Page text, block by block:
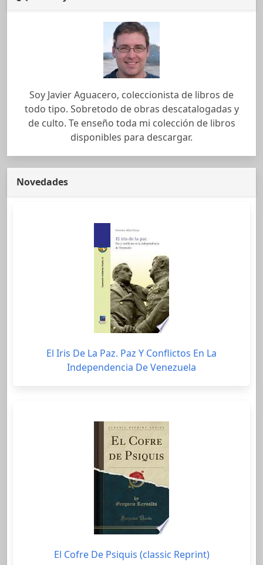
Soy Javier Aguacero, coleccionista de libros de
todo tipo. Sobretodo de obras descatalogadas y
de culto. Te enseño toda mi colección de libros
disponibles para descargar.
Novedades
El Iris De La Paz. Paz Y Conflictos En La
Independencia De Venezuela
El Cofre De Psiquis (classic Reprint)